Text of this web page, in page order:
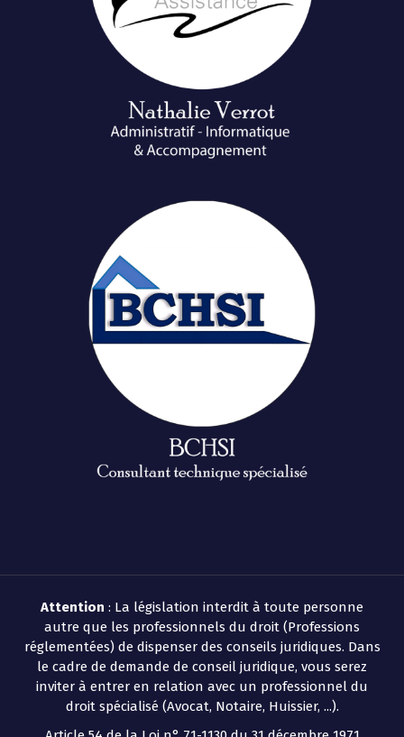
Attention : La législation interdit à toute personne
autre que les professionnels du droit (Professions
réglementées) de dispenser des conseils juridiques. Dans
le cadre de demande de conseil juridique, vous serez
inviter à entrer en relation avec un professionnel du
droit spécialisé (Avocat, Notaire, Huissier, ...).